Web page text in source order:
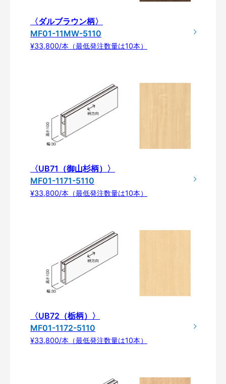
〈ダルブラウン柄〉
MF01-11MW-5110
¥33,800/本（最低発注数量は10本）
〈UB71（御山杉柄）〉
MF01-1171-5110
¥33,800/本（最低発注数量は10本）
〈UB72（栃柄）〉
MF01-1172-5110
¥33,800/本（最低発注数量は10本）